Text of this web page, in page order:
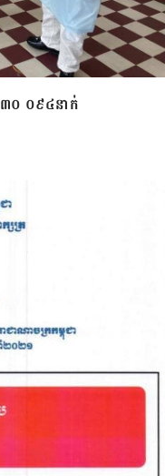
៣០ ០៩៤នាក់